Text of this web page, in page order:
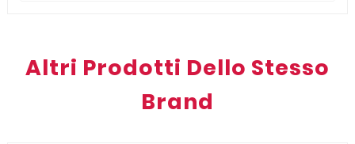
Altri Prodotti Dello Stesso
Brand